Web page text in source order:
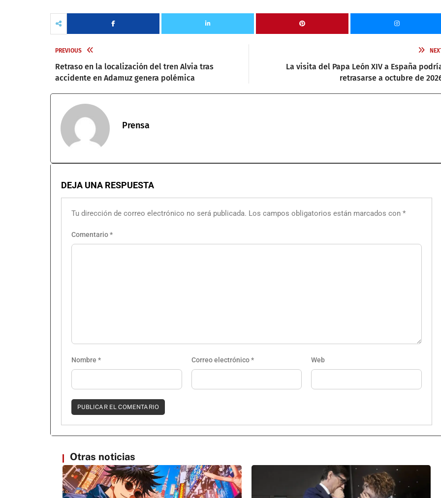
PREVIOUS
Retraso en la localización del tren Alvia tras
accidente en Adamuz genera polémica
La visita del Papa León XIV a España
retrasarse a octubre de
Prensa
DEJA UNA RESPUESTA
Tu dirección de correo electrónico no será publicada. Los campos obligatorios están marcados con *
Comentario*
Nombre * Correo electrónico* Web
Otras noticias